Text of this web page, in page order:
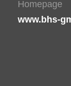
Homepage
www.bhs-